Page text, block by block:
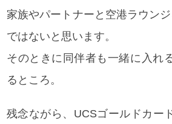
家族やパートナーと空港ラウン
ではないと思います。
そのときに同伴者も一緒に入れ
るところ。
残念ながら、UCSゴールドカー